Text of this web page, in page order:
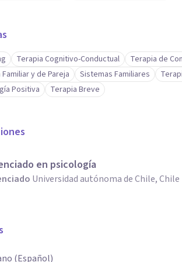
con claridad, equilibrio y resiliencia. Soy
necesidades de cada individuo o equipo,
una mentalidad de crecimiento y una
Terapia Cognitivo-Conductual Terapia de
y de Pareja
Sistemas Familiares
Positiva
Terapia Breve
en psicología
Universidad autónoma de Chile, Chile
(Español)